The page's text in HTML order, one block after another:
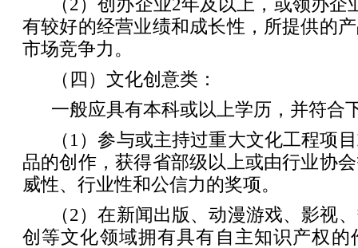
有较好的经营业绩和成长性，所提供的
市场竞争力。
（四）文化创意类：
一般应具有本科或以上学历，并符合
（1）参与或主持过重大文化工程项
品的创作，获得省部级以上或由行业协
威性、行业性和公信力的奖项。
（2）在新闻出版、动漫游戏、影视
创等文化领域拥有具有自主知识产权的